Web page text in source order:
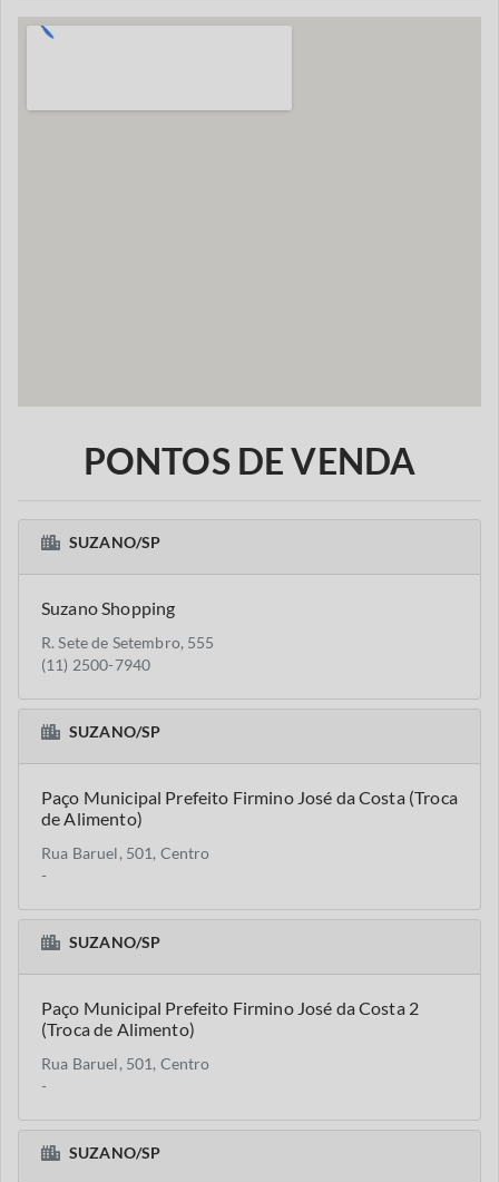
PONTOS DE VENDA
SUZANO/SP
Suzano Shopping
R. Sete de Setembro, 555
(11) 2500-7940
SUZANO/SP
Paço Municipal Prefeito Firmino José da Costa (Troca
de Alimento)
Rua Baruel, 501, Centro
-
SUZANO/SP
Paço Municipal Prefeito Firmino José da Costa 2
(Troca de Alimento)
Rua Baruel, 501, Centro
-
SUZANO/SP